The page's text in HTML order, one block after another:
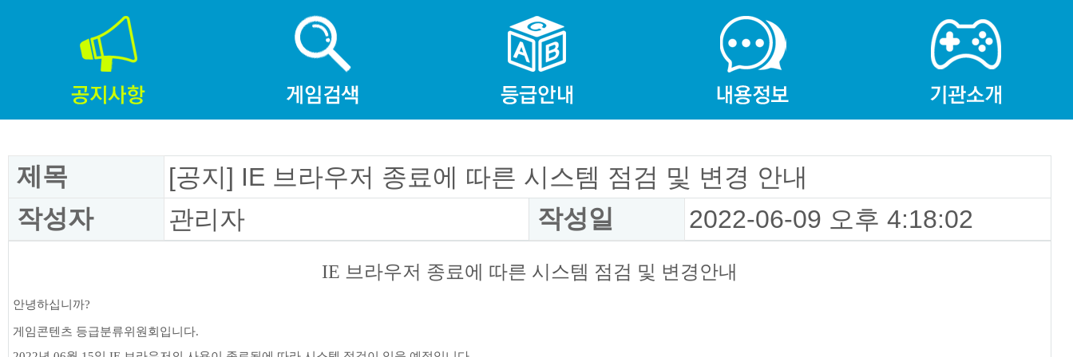
제목
[공지] IE 브라우저 종료에 따른 시스템 점검 및 변경 안내
작성자
관리자 작성일 2022-06-09 오후 4:18:02
IE 브라우저 종료에 따른 시스템 점검 및 변경안내
안녕하십니까?
게임콘텐츠 등급분류위원회입니다.